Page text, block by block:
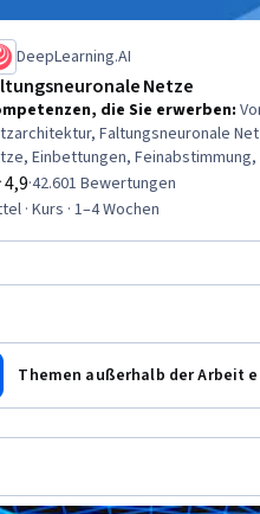
DeepLearning.AI
Netze
die Sie erwerben:
Faltungsneuronale
Einbettungen,
Tensorflow, Angewandtes
Ausbildung, Computer Vision,
4,9 4,9 von 5 Sternen
·42.601 Bewertungen
· Kurs · 1–4 Wochen
Themen außerhalb der Arbeit